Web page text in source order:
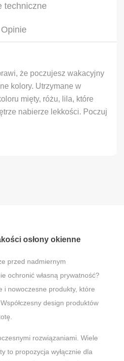
techniczne
Opinie
że poczujesz wakacyjny
kolory. Utrzymane w
mięty, różu, lila, które
nabierze lekkości. Poczuj
osłony okienne
przed nadmiernym
ochronić własną prywatność?
i nowoczesne produkty, które
design produktów
rozwiązaniami. Wiele
to propozycja wyłącznie dla